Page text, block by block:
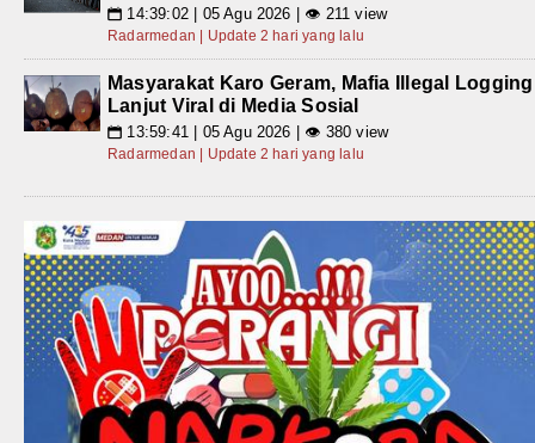
📅 14:39:02 | 05 Agu 2026 | 👁 211 view
Radarmedan | Update 2 hari yang lalu
Masyarakat Karo Geram, Mafia Illegal Logging
Lanjut Viral di Media Sosial
📅 13:59:41 | 05 Agu 2026 | 👁 380 view
Radarmedan | Update 2 hari yang lalu